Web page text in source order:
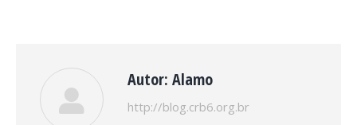
Autor: Alamo
http://blog.crb6.org.br